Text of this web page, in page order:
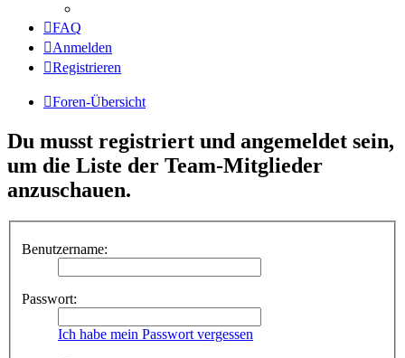
FAQ
Anmelden
Registrieren
Foren-Übersicht
Du musst registriert und angemeldet sein,
um die Liste der Team-Mitglieder
anzuschauen.
Benutzername:
Passwort:
Ich habe mein Passwort vergessen